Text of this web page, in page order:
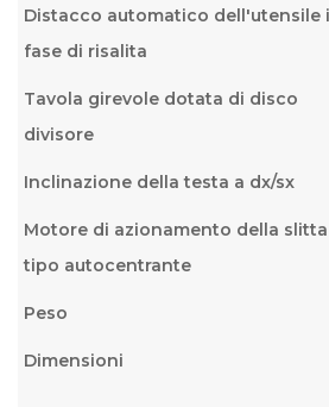
Distacco automatico dell'utensile
fase di risalita
Tavola girevole dotata di disco
divisore
Inclinazione della testa a dx/sx
Motore di azionamento della
tipo autocentrante
Peso
Dimensioni